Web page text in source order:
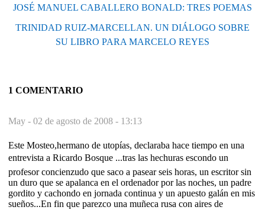
JOSÉ MANUEL CABALLERO BONALD: TRES POEMAS
TRINIDAD RUIZ-MARCELLAN. UN DIÁLOGO SOBRE
SU LIBRO PARA MARCELO REYES
1 COMENTARIO
May - 02 de agosto de 2008 - 13:13
Este Mosteo,hermano de utopías, declaraba hace tiempo en una
entrevista a Ricardo Bosque ...tras las hechuras escondo un
profesor concienzudo que saco a pasear seis horas, un escritor sin
un duro que se apalanca en el ordenador por las noches, un padre
gordito y cachondo en jornada continua y un apuesto galán en mis
sueños...En fin que parezco una muñeca rusa con aires de